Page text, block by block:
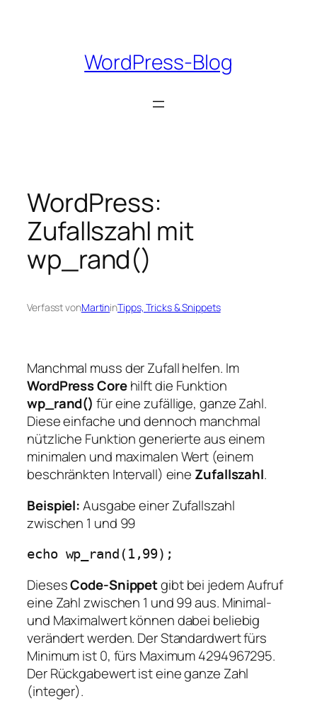
WordPress-Blog
WordPress:
Zufallszahl mit
wp_rand()
Verfasst vonMartininTipps, Tricks & Snippets
Manchmal muss der Zufall helfen. Im
WordPress Corehilft die Funktion
wp_rand() für eine zufällige, ganze Zahl.
Diese einfache und dennoch manchmal
nützliche Funktion generierte aus einem
minimalen und maximalen Wert (einem
beschränkten Intervall) eine Zufallszahl.
Beispiel:Ausgabe einer Zufallszahl
zwischen 1 und 99
echo wp_rand(1,99);
DiesesCode-Snippetgibt bei jedem Aufruf
eine Zahl zwischen 1 und 99 aus. Minimal-
und Maximalwert können dabei beliebig
verändert werden. Der Standardwert fürs
Minimum ist 0, fürs Maximum 4294967295.
Der Rückgabewert ist eine ganze Zahl
(integer).